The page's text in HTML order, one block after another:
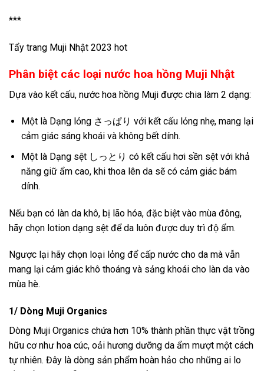
***
Tẩy trang Muji Nhật 2023 hot
Phân biệt các loại nước hoa hồng Muji Nhật
Dựa vào kết cấu, nước hoa hồng Muji được chia làm 2 dạng:
Một là Dạng lỏng さっぱり với kết cấu lỏng nhẹ, mang lại
cảm giác sáng khoái và không bết dính.
Một là Dạng sệt しっとり có kết cấu hơi sền sệt với khả
năng giữ ẩm cao, khi thoa lên da sẽ có cảm giác bám
dính.
Nếu bạn có làn da khô, bị lão hóa, đặc biệt vào mùa đông,
hãy chọn lotion dạng sệt để da luôn được duy trì độ ẩm.
Ngược lại hãy chọn loại lỏng để cấp nước cho da mà vẫn
mang lại cảm giác khô thoáng và sảng khoái cho làn da vào
mùa hè.
1/ Dòng Muji Organics
Dòng Muji Organics chứa hơn 10% thành phần thực vật trồng
hữu cơ như hoa cúc, oải hương dưỡng da ẩm mượt một cách
tự nhiên. Đây là dòng sản phẩm hoàn hảo cho những ai lo